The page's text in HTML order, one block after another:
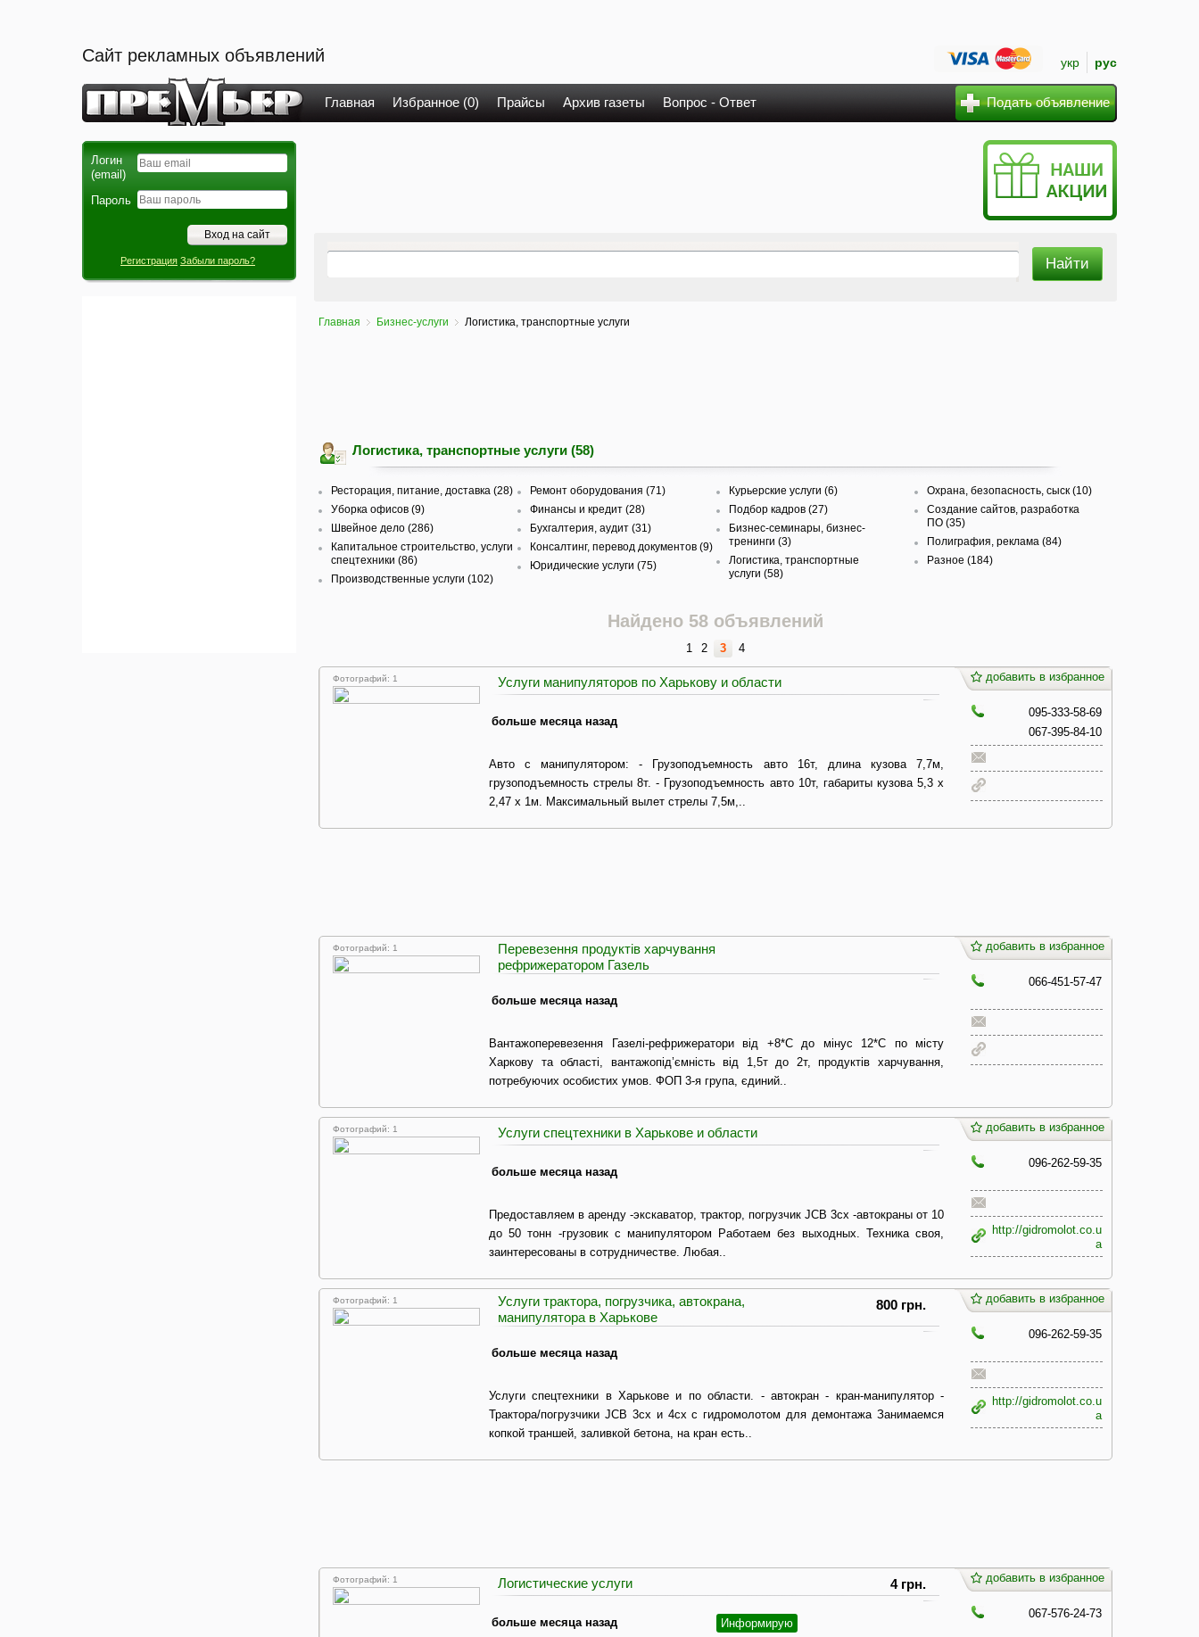
Сайт рекламных объявлений укр рус
Главная Избранное (0) Прайсы Архив газеты Вопрос - Ответ Подать объявление
Логин
(email)
Пароль
Регистрация Забыли пароль?
Главная Бизнес-услуги Логистика, транспортные услуги
Логистика, транспортные услуги (58)
Ресторация, питание, доставка (28)
Уборка офисов (9)
Швейное дело (286)
Капитальное строительство, услуги
спецтехники (86)
Производственные услуги (102)
Ремонт оборудования (71)
Финансы и кредит (28)
Бухгалтерия, аудит (31)
Консалтинг, перевод документов (9)
Юридические услуги (75)
Курьерские услуги (6)
Подбор кадров (27)
Бизнес-семинары, бизнес-
тренинги (3)
Логистика, транспортные
услуги (58)
Охрана, безопасность, сыск (10)
Создание сайтов, разработка
ПО (35)
Полиграфия, реклама (84)
Разное (184)
Найдено 58 объявлений
1 2 3 4
Фотографий: 1 Услуги манипуляторов по Харькову и области
больше месяца назад
Авто с манипулятором: - Грузоподъемность авто 16т, длина кузова 7,7м,
грузоподъемность стрелы 8т. - Грузоподъемность авто 10т, габариты кузова 5,3 х
2,47 х 1м. Максимальный вылет стрелы 7,5м,..
добавить в избранное
095-333-58-69
067-395-84-10
Фотографий: 1
Перевезення продуктів харчування
рефрижератором Газель
больше месяца назад
Вантажоперевезення Газелі-рефрижератори від +8*С до мінус 12*С по місту
Харкову та області, вантажопід’ємність від 1,5т до 2т, продуктів харчування,
потребуючих особистих умов. ФОП 3-я група, єдиний..
добавить в избранное
066-451-57-47
Фотографий: 1 Услуги спецтехники в Харькове и области
больше месяца назад
Предоставляем в аренду -экскаватор, трактор, погрузчик JCB 3cx -автокраны от 10
до 50 тонн -грузовик с манипулятором Работаем без выходных. Техника своя,
заинтересованы в сотрудничестве. Любая..
добавить в избранное
096-262-59-35
http://gidromolot.co.u
a
Фотографий: 1
Услуги трактора, погрузчика, автокрана,
манипулятора в Харькове
800 грн.
больше месяца назад
Услуги спецтехники в Харькове и по области. - автокран - кран-манипулятор -
Трактора/погрузчики JCB 3cx и 4cx с гидромолотом для демонтажа Занимаемся
копкой траншей, заливкой бетона, на кран есть..
добавить в избранное
096-262-59-35
http://gidromolot.co.u
a
Фотографий: 1 Логистические услуги 4 грн.
больше месяца назад Информирую
добавить в избранное
067-576-24-73